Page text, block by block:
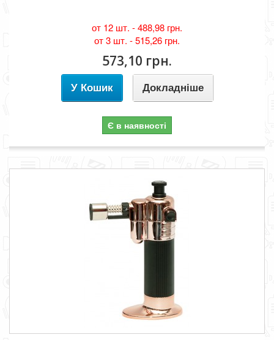
от 12 шт. -488,98 грн.
от 3 шт. -515,26 грн.
573,10 грн.
У Кошик Докладніше
Є в наявності